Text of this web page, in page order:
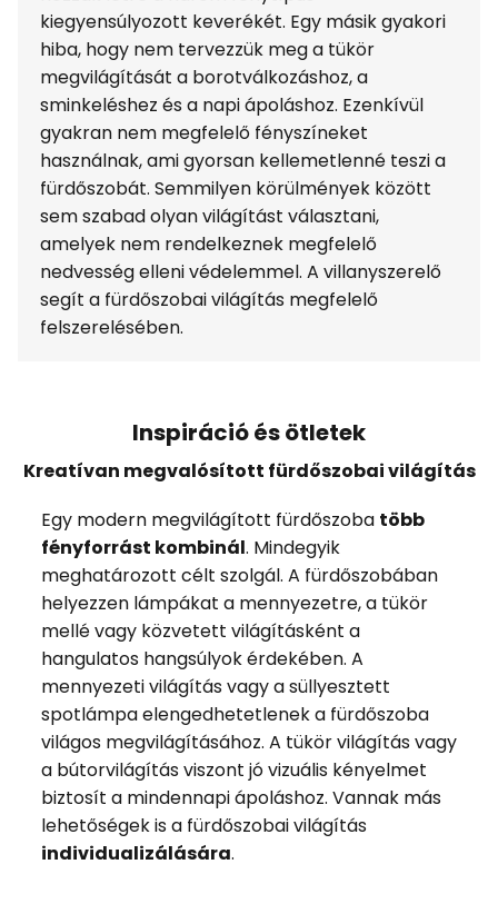
kiegyensúlyozott keverékét. Egy másik gyakori
hiba, hogy nem tervezzük meg a tükör
megvilágítását a borotválkozáshoz, a
sminkeléshez és a napi ápoláshoz. Ezenkívül
gyakran nem megfelelő fényszíneket
használnak, ami gyorsan kellemetlenné teszi a
fürdőszobát. Semmilyen körülmények között
sem szabad olyan világítást választani,
amelyek nem rendelkeznek megfelelő
nedvesség elleni védelemmel. A villanyszerelő
segít a fürdőszobai világítás megfelelő
felszerelésében.
Inspiráció és ötletek
Kreatívan megvalósított fürdőszobai világítás
Egy modern megvilágított fürdőszoba több
fényforrást kombinál. Mindegyik
meghatározott célt szolgál. A fürdőszobában
helyezzen lámpákat a mennyezetre, a tükör
mellé vagy közvetett világításként a
hangulatos hangsúlyok érdekében. A
mennyezeti világítás vagy a süllyesztett
spotlámpa elengedhetetlenek a fürdőszoba
világos megvilágításához. A tükör világítás vagy
a bútorvilágítás viszont jó vizuális kényelmet
biztosít a mindennapi ápoláshoz. Vannak más
lehetőségek is a fürdőszobai világítás
individualizálására.